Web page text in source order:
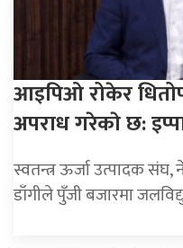
आइपिओ रोकेर
अपराध गरेकाे छ:
स्वतन्त्र ऊर्जा उत्पादक संघ,
डाँगीले पुँजी बजारमा